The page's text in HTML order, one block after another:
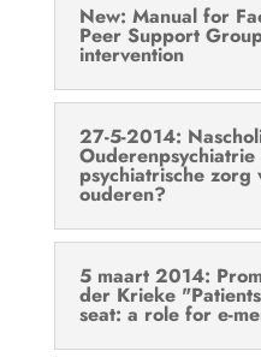
New: Manual for
Peer Support
intervention
27-5-2014:
psychiatrische
ouderen?
5 maart 2014:
der Krieke
seat: a role for e-